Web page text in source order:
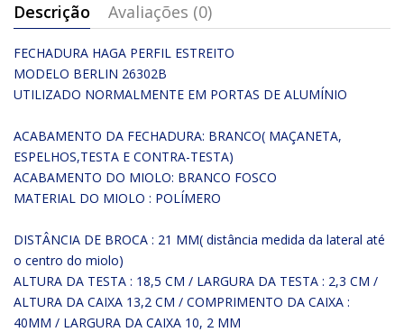
Descrição Avaliações (0)
FECHADURA HAGA PERFIL ESTREITO
MODELO BERLIN 26302B
UTILIZADO NORMALMENTE EM PORTAS DE ALUMÍNIO
ACABAMENTO DA FECHADURA: BRANCO( MAÇANETA,
ESPELHOS,TESTA E CONTRA-TESTA)
ACABAMENTO DO MIOLO: BRANCO FOSCO
MATERIAL DO MIOLO : POLÍMERO
DISTÂNCIA DE BROCA : 21 MM( distância medida da lateral até
o centro do miolo)
ALTURA DA TESTA : 18,5 CM / LARGURA DA TESTA : 2,3 CM /
ALTURA DA CAIXA 13,2 CM / COMPRIMENTO DA CAIXA :
40MM / LARGURA DA CAIXA 10, 2 MM